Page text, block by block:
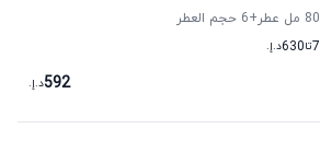
80 مل عطر
+6
حجم العطر
7تا630د.إ.
592د.إ.